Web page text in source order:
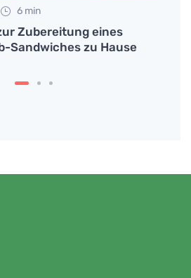
6 min
Zubereitung eines
Sandwiches zu Hause